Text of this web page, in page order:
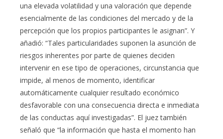
una elevada volatilidad y una valoración que depende
esencialmente de las condiciones del mercado y de la
percepción que los propios participantes le asignan”. Y
añadió: “Tales particularidades suponen la asunción de
riesgos inherentes por parte de quienes deciden
intervenir en ese tipo de operaciones, circunstancia que
impide, al menos de momento, identificar
automáticamente cualquier resultado económico
desfavorable con una consecuencia directa e inmediata
de las conductas aquí investigadas”. El juez también
señaló que “la información que hasta el momento han